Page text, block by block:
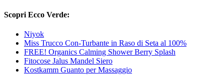
Scopri Ecco Verde:
Niyok
Miss Trucco Con-Turbante in Raso di Seta al 100%
FREE! Organics Calming Shower Berry Splash
Fitocose Jalus Mandel Siero
Kostkamm Guanto per Massaggio